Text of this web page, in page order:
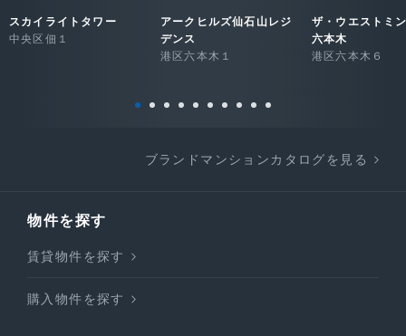
スカイライトタワー
中央区佃１
アークヒルズ仙石山レジ
デンス
港区六本木１
ザ・ウエストミ
六本木
港区六本木６
ブランドマンションカタログを見る
物件を探す
賃貸物件を探す
購入物件を探す